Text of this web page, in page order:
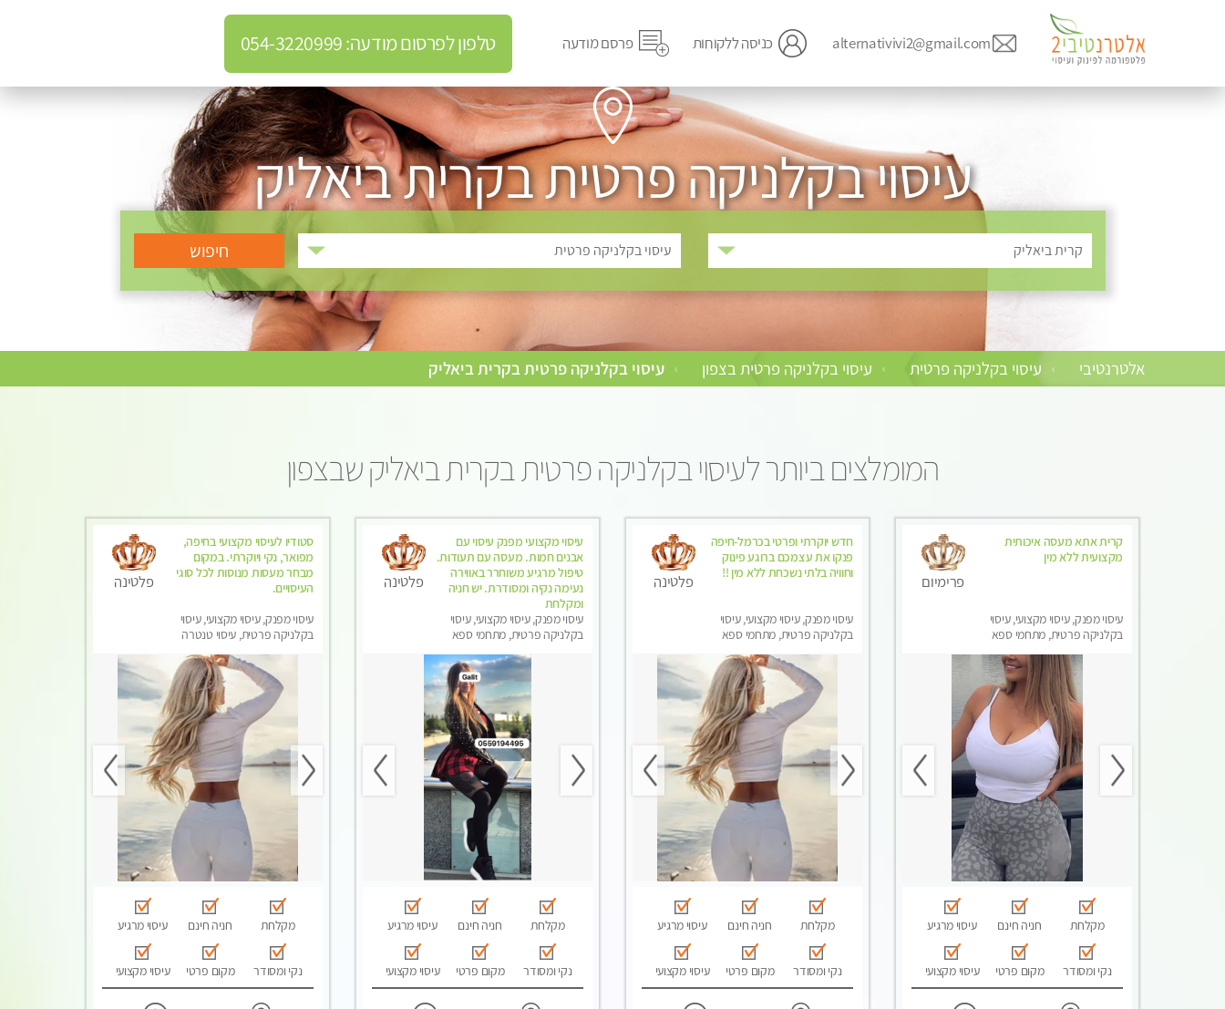
alternativivi2@gmail.com כניסה ללקוחות פרסם מודעה טלפון לפרסום מודעה: 054-3220999
עיסוי בקלניקה פרטית בקרית ביאליק
קרית ביאליק עיסוי בקלניקה פרטית
אלטרנטיבי › עיסוי בקלניקה פרטית › עיסוי בקלניקה פרטית בצפון › עיסוי בקלניקה פרטית בקרית ביאליק
המומלצים ביותר לעיסוי בקלניקה פרטית בקרית ביאליק שבצפון
קרית אתא מעסה איכותית
מקצועית ללא מין
עיסוי מפנק, עיסוי מקצועי, עיסוי
בקלניקה פרטית, מתחמי ספא
פרימיום
מקלחת חניה חינם עיסוי מרגיע
נקי ומסודר מקום פרטי עיסוי מקצועי
חדש יוקרתי ופרטי בכרמל-חיפה
פנקו את עצמכם ברוגע פינוק
וחוויה בלתי נשכחת ללא מין !!
עיסוי מפנק, עיסוי מקצועי, עיסוי
בקלניקה פרטית, מתחמי ספא
פלטינה
מקלחת חניה חינם עיסוי מרגיע
נקי ומסודר מקום פרטי עיסוי מקצועי
עיסוי מקצועי מפנק עיסוי עם
אבנים חמות. מעסה עם תעודות.
טיפול מרגיע משוחרר באווירה
נעימה נקיה ומסודרת. יש חניה
ומקלחת
עיסוי מפנק, עיסוי מקצועי, עיסוי
בקלניקה פרטית, מתחמי ספא
פלטינה
מקלחת חניה חינם עיסוי מרגיע
נקי ומסודר מקום פרטי עיסוי מקצועי
סטודיו לעיסוי מקצועי בחיפה,
מפואר, נקי ויוקרתי. במקום
מבחר מעסות מנוסות לכל סוגי
העיסויים.
עיסוי מפנק, עיסוי מקצועי, עיסוי
בקלניקה פרטית, עיסוי טנטרה
פלטינה
מקלחת חניה חינם עיסוי מרגיע
נקי ומסודר מקום פרטי עיסוי מקצועי